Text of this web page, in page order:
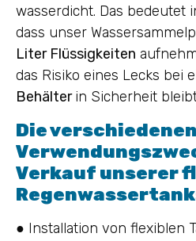
wasserdicht. Das bedeutet
dass unser
Liter Flüssigkeiten
das Risiko eines Lecks bei
Behälterin Sicherheit
Die verschiedenen
Verkauf unserer
● Installation von flexiblen